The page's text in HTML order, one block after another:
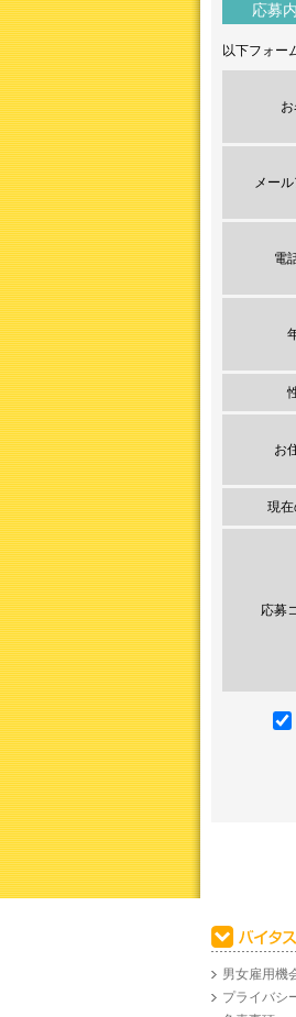
応募
以下フォー
メー
電
お
現
応募
男女雇用機
プライバシ